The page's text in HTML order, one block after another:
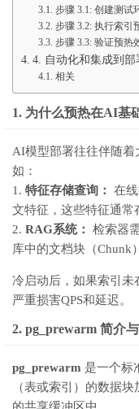
步骤 3.1: 创建测试
步骤 3.2: 执行索引
步骤 3.3: 验证预热
4. 自动化和集成到部
相关
1. 为什么预热在AI基
AI模型部署往往伴随着
如：
1. 特征存储查询：
在
文特征，这些特征通常
2. RAG系统：
检索器
库中的文档块（Chunk
冷启动后，如果索引未
严重损害QPS和延迟。
2. pg_prewarm 简介
pg_prewarm 是一个标
（表或索引）的数据